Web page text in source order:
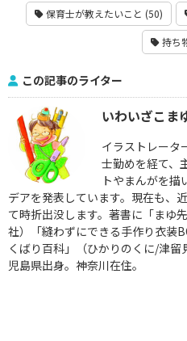
保育士が教えたいこと (50)
持ち
この記事のライター
いわいざこま
イラストレータ
士勤めを経て、
トやまんがを描
デアを発表しています。現在も、
て時折出没します。著書に「まゆ
社）「縫わずにできる手作り衣装
くばり百科」（ひかりのくに/津
児島県出身。神奈川在住。